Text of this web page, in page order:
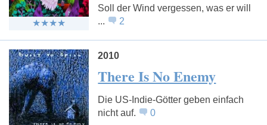
Soll der Wind vergessen, was er will
...
2
2010
There Is No Enemy
Die US-Indie-Götter geben einfach
nicht auf.
0